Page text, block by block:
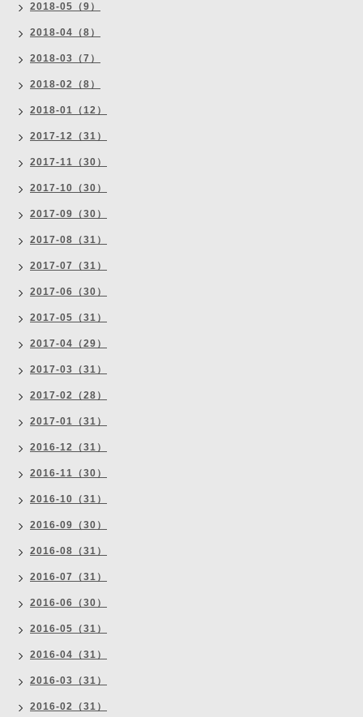
2018-05（9）
2018-04（8）
2018-03（7）
2018-02（8）
2018-01（12）
2017-12（31）
2017-11（30）
2017-10（30）
2017-09（30）
2017-08（31）
2017-07（31）
2017-06（30）
2017-05（31）
2017-04（29）
2017-03（31）
2017-02（28）
2017-01（31）
2016-12（31）
2016-11（30）
2016-10（31）
2016-09（30）
2016-08（31）
2016-07（31）
2016-06（30）
2016-05（31）
2016-04（31）
2016-03（31）
2016-02（31）